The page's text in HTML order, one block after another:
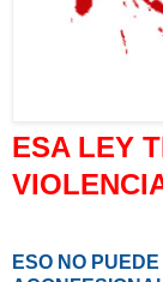
ESA LEY
ESO NO